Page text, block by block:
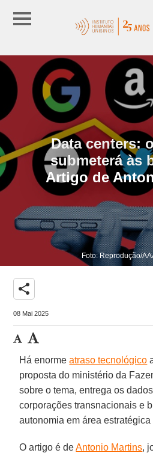
Data centers:
submeterá às
Artigo de
Foto: Reprodução/
share
08 Mai 2025
Há enormeatraso tecnológico
proposta do ministério da
sobre o tema, entrega os
corporações transnacionais e
autonomia em área estratégica
O artigo é deAntonio Martins,